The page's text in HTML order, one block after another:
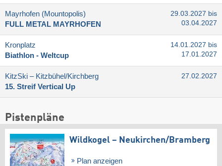
Mayrhofen (Mountopolis)
FULL METAL MAYRHOFEN
29.03.2027 bis
03.04.2027
Kronplatz
Biathlon - Weltcup
14.01.2027 bis
17.01.2027
KitzSki – Kitzbühel/​Kirchberg
15. Streif Vertical Up
27.02.2027
Pistenpläne
Wildkogel – Neukirchen/​Bramberg
Plan anzeigen